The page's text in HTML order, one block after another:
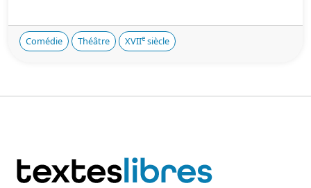
Comédie Théâtre XVIIe siècle